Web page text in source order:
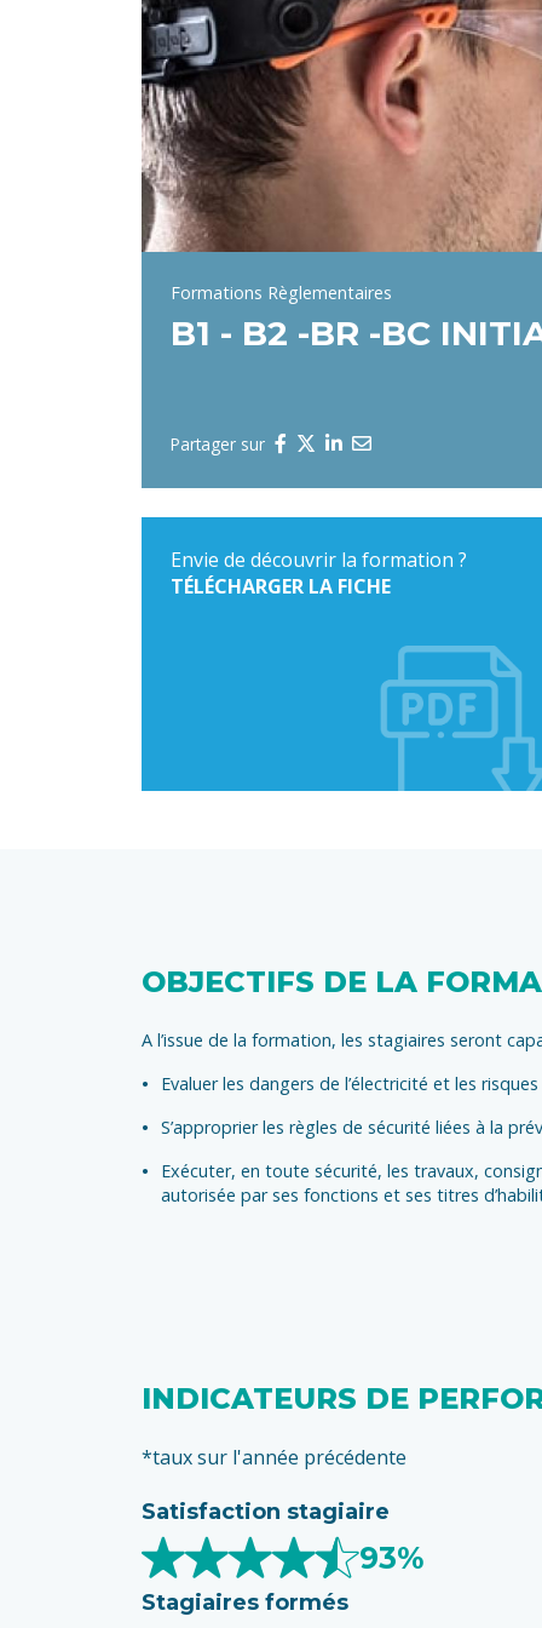
Formations Règlementaires
B1 - B2 -BR -BC
Partager sur
Envie de découvrir la formation ?
TÉLÉCHARGER LA FICHE
OBJECTIFS DE LA
A l’issue de la formation, les stagiaires seront
Evaluer les dangers de l’électricité et les
S’approprier les règles de sécurité liées à la
Exécuter, en toute sécurité, les travaux,
autorisée par ses fonctions et ses titres
INDICATEURS DE
*taux sur l'année précédente
Satisfaction stagiaire
93%
Stagiaires formés